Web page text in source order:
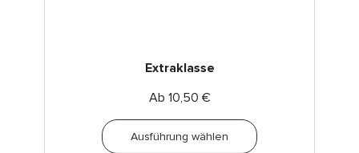
Milde Sorte
10,50€
Ausführung wählen